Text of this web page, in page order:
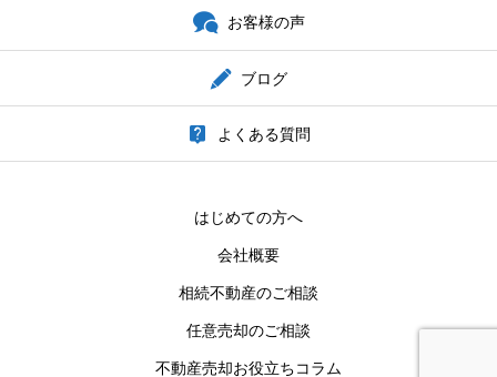
お客様の声
ブログ
よくある質問
はじめての方へ
会社概要
相続不動産のご相談
任意売却のご相談
不動産売却お役立ちコラム